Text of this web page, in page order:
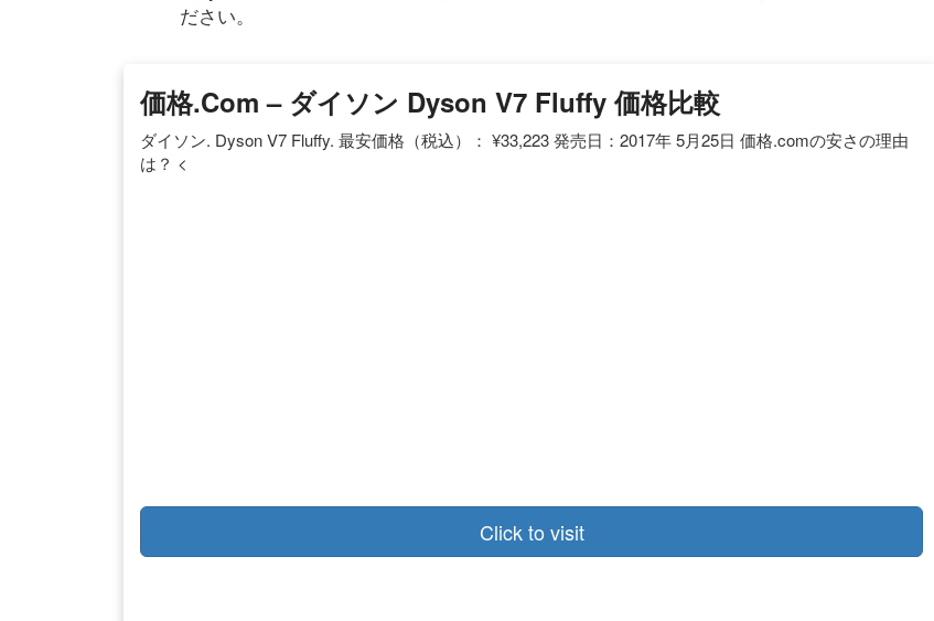
ださい。
価格.com – ダイソン Dyson V7 Fluffy 価格比較
ダイソン. Dyson V7 Fluffy. 最安価格（税込）： ¥33,223 発売日：2017年 5月25日 価格.comの安さの理由
は？ <
Click to visit